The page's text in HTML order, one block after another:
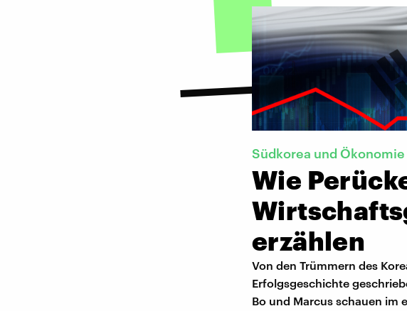
Südkorea und Ökonomie
Wie
erzählen
Von den Trümmern des
Erfolgsgeschichte
Bo und Marcus schauen im